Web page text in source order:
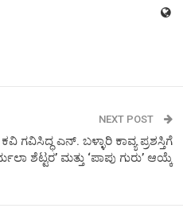
NEXT POST
ಗವಿಸಿದ್ಧ ಎನ್. ಬಳ್ಳಾರಿ ಕಾವ್ಯ ಪ್ರಶಸ್ತಿಗೆ
ಶೆಟ್ಟರ’ ಮತ್ತು ‘ಪಾಪು ಗುರು’ ಆಯ್ಕೆ